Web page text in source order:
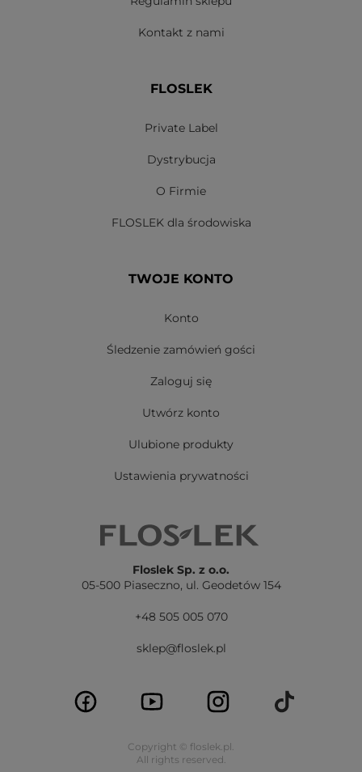
Kontakt z nami
FLOSLEK
Private Label
Dystrybucja
O Firmie
FLOSLEK dla środowiska
TWOJE KONTO
Konto
Śledzenie zamówień gości
Zaloguj się
Utwórz konto
Ulubione produkty
Ustawienia prywatności
Floslek Sp. z o.o.
05-500 Piaseczno, ul. Geodetów 154
+48 505 005 070
sklep@floslek.pl
Copyright © floslek.pl.
All rights reserved.